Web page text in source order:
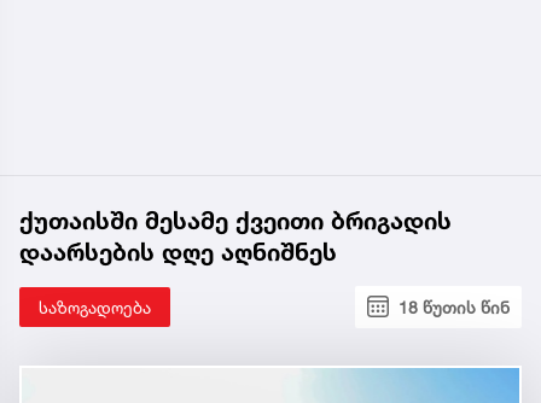
ქუთაისში მესამე ქვეითი ბრიგადის
დაარსების დღე აღნიშნეს
საზოგადოება 18 წუთის წინ